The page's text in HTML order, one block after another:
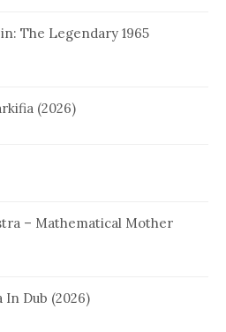
The Legendary 1965
(2026)
– Mathematical Mother
In Dub (2026)